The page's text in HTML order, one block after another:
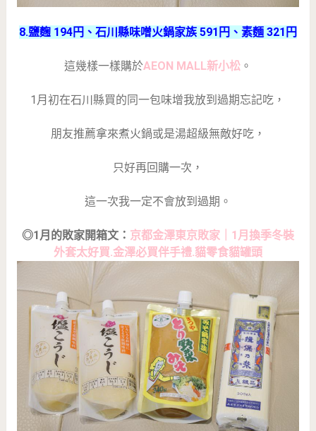
8.鹽麴 194円、石川縣味噌火鍋家族 591円、素麵 321円
這幾樣一樣購於AEON MALL新小松。
1月初在石川縣買的同一包味增我放到過期忘記吃，
朋友推薦拿來煮火鍋或是湯超級無敵好吃，
只好再回購一次，
這一次我一定不會放到過期。
◎1月的敗家開箱文： 京都金澤東京敗家｜1月換季冬裝
外套太好買.金澤必買伴手禮.貓零食貓罐頭